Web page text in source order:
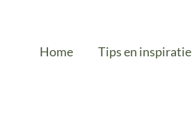
Home Tips en inspiratie